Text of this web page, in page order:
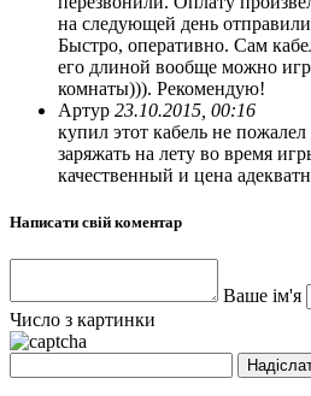
на следующей день
Быстро, оперативно. Сам
его длиной вообще можно
комнаты))). Рекомендую!
Артур 23.10.2015, 00:16
купил этот кабель не
заряжать на лету во время
качественный и цена
Написати свій коментар
Ваше ім'я
Число з картинки